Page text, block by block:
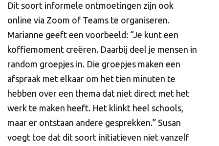
Dit soort informele ontmoetingen zijn ook
online via Zoom of Teams te organiseren.
Marianne geeft een voorbeeld: “Je kunt een
koffiemoment creëren. Daarbij deel je mensen in
random groepjes in. Die groepjes maken een
afspraak met elkaar om het tien minuten te
hebben over een thema dat niet direct met het
werk te maken heeft. Het klinkt heel schools,
maar er ontstaan andere gesprekken.” Susan
voegt toe dat dit soort initiatieven niet vanzelf